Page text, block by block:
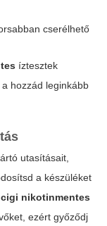
cserélhető
íztesztek
hozzád leginkább
utasításait,
a készüléket
nikotinmentes
ezért győződj